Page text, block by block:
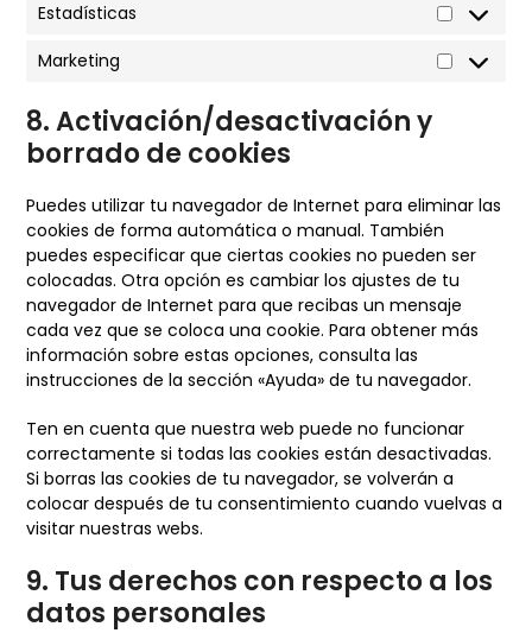
Estadísticas
Marketing
Marketing
8. Activación/desactivación y
borrado de cookies
Puedes utilizar tu navegador de Internet para eliminar las
cookies de forma automática o manual. También
puedes especificar que ciertas cookies no pueden ser
colocadas. Otra opción es cambiar los ajustes de tu
navegador de Internet para que recibas un mensaje
cada vez que se coloca una cookie. Para obtener más
información sobre estas opciones, consulta las
instrucciones de la sección «Ayuda» de tu navegador.
Ten en cuenta que nuestra web puede no funcionar
correctamente si todas las cookies están desactivadas.
Si borras las cookies de tu navegador, se volverán a
colocar después de tu consentimiento cuando vuelvas a
visitar nuestras webs.
9. Tus derechos con respecto a los
datos personales